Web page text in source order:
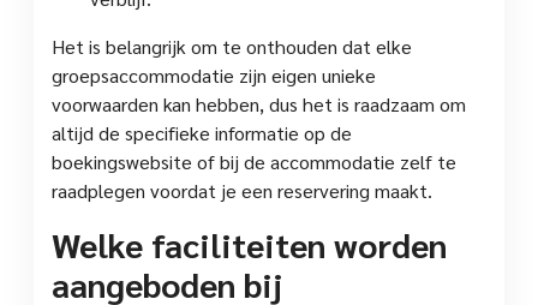
Het is belangrijk om te onthouden dat elke
groepsaccommodatie zijn eigen unieke
voorwaarden kan hebben, dus het is raadzaam om
altijd de specifieke informatie op de
boekingswebsite of bij de accommodatie zelf te
raadplegen voordat je een reservering maakt.
Welke faciliteiten worden
aangeboden bij